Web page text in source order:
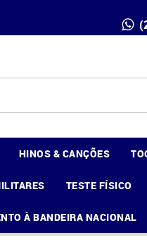
HINOS & CANÇÕES
TESTE FÍSICO
À BANDEIRA NACIONAL